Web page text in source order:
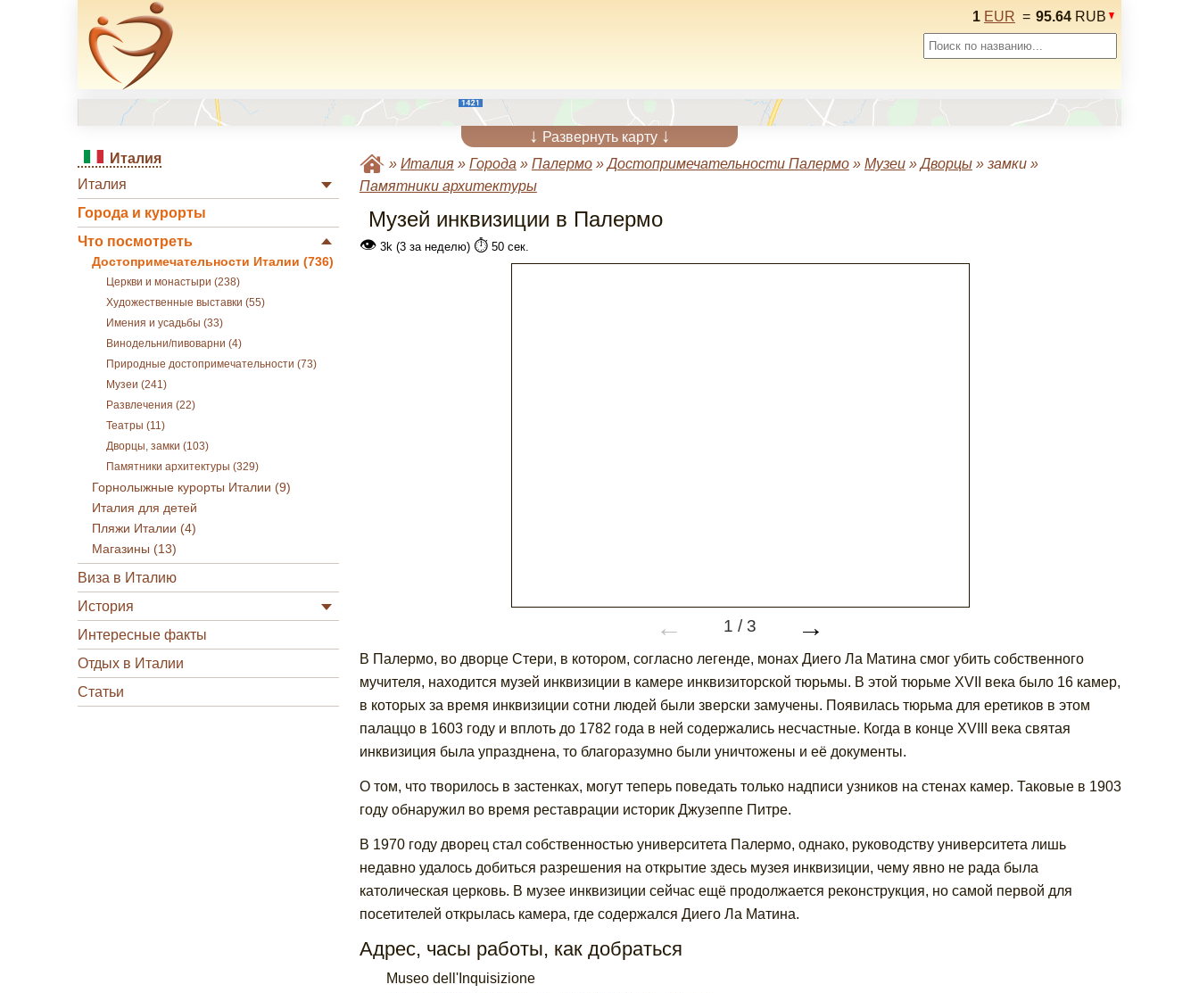
1 EUR = 95.64 RUB
↓ Развернуть карту ↓
Италия
Италия
Города и курорты
Что посмотреть
Достопримечательности Италии (736)
Церкви и монастыри (238)
Художественные выставки (55)
Имения и усадьбы (33)
Винодельни/пивоварни (4)
Природные достопримечательности (73)
Музеи (241)
Развлечения (22)
Театры (11)
Дворцы, замки (103)
Памятники архитектуры (329)
Горнолыжные курорты Италии (9)
Италия для детей
Пляжи Италии (4)
Магазины (13)
Виза в Италию
История
Интересные факты
Отдых в Италии
Статьи
» Италия» Города » Палермо»Достопримечательности Палермо» Музеи»Дворцы» замки»
Памятники архитектуры
Музей инквизиции в Палермо
👁3k (3 за неделю) ⏱️50 сек.
← 1 /3 →
В Палермо, во дворце Стери, в котором, согласно легенде, монах Диего Ла Матина смог убить собственного
мучителя, находится музей инквизиции в камере инквизиторской тюрьмы. В этой тюрьме XVII века было 16 камер,
в которых за время инквизиции сотни людей были зверски замучены. Появилась тюрьма для еретиков в этом
палаццо в 1603 году и вплоть до 1782 года в ней содержались несчастные. Когда в конце XVIII века святая
инквизиция была упразднена, то благоразумно были уничтожены и её документы.
О том, что творилось в застенках, могут теперь поведать только надписи узников на стенах камер. Таковые в 1903
году обнаружил во время реставрации историк Джузеппе Питре.
В 1970 году дворец стал собственностью университета Палермо, однако, руководству университета лишь
недавно удалось добиться разрешения на открытие здесь музея инквизиции, чему явно не рада была
католическая церковь. В музее инквизиции сейчас ещё продолжается реконструкция, но самой первой для
посетителей открылась камера, где содержался Диего Ла Матина.
Адрес, часы работы, как добраться
Museo dell'Inquisizione